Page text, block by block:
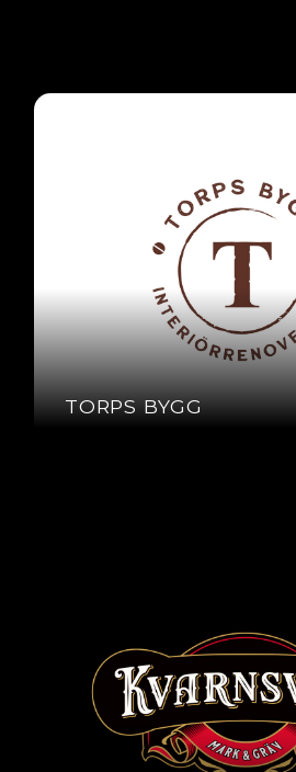
TORPS BYGG